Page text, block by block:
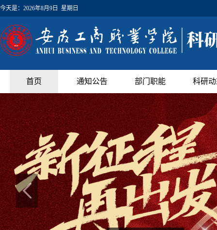
今天是： 2026年8月9日 星期日
首页 通知公告 部门职能 科研